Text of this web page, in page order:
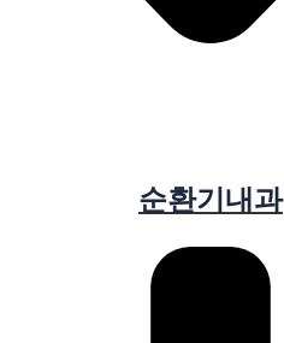
순환기내과